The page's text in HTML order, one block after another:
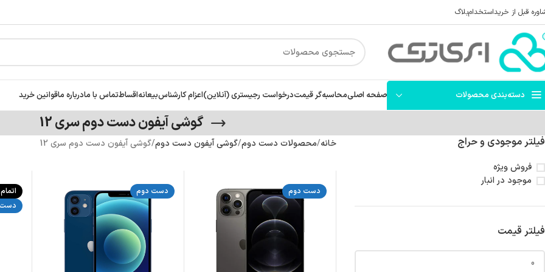
قبل از خریداستخدامبلاگ
دسته‌بندی محصولات صفحه اصلیمحاسبه‌گر قیمتدرخواست رجیستری (آنلاین)اعزام کارشناسبیعانهاقساطتماس با مادرباره ماقوانین خرید
گوشی آیفون دست دوم سری 12
فیلتر موجودی و حراج
فروش ویژه
موجود در انبار
فیلتر قیمت
خانه محصولات دست دوم گوشی آیفون دست دوم گوشی آیفون دست دوم سری 12
دست دوم دست دوم